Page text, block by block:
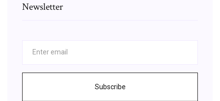
Newsletter
Subscribe